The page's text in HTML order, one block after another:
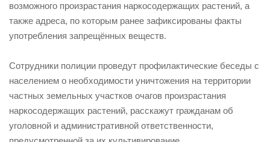
возможного произрастания наркосодержащих растений, а
также адреса, по которым ранее зафиксированы факты
употребления запрещённых веществ.
Сотрудники полиции проведут профилактические беседы с
населением о необходимости уничтожения на территории
частных земельных участков очагов произрастания
наркосодержащих растений, расскажут гражданам об
уголовной и административной ответственности,